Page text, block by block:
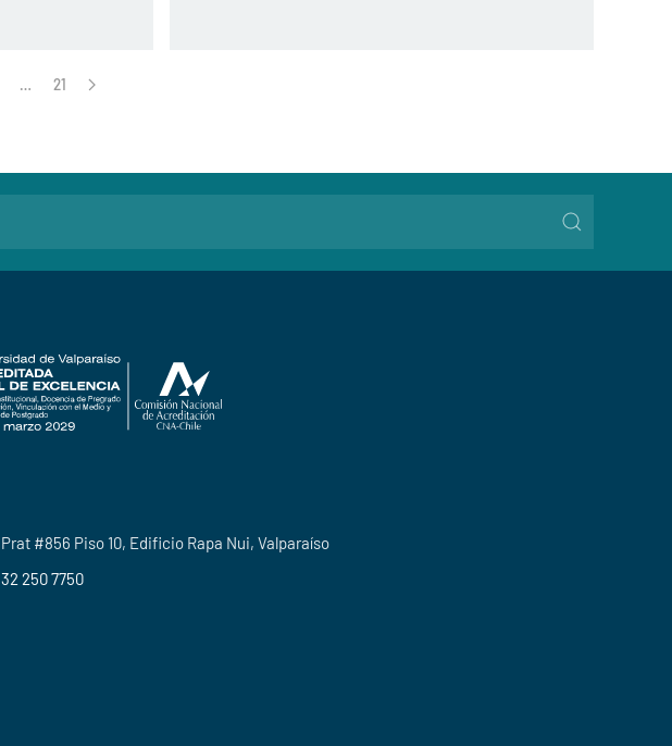
… 21
Prat #856 Piso 10, Edificio Rapa Nui, Valparaíso
32 250 7750